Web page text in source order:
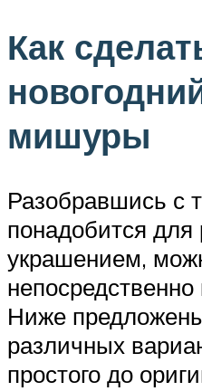
Как
мишуры
Разобравшись с
понадобится
украшением,
Ниже
различных
простого до